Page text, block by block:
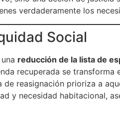
verdaderamente los
Social
reducción de la lista de
recuperada se transforma
reasignación prioriza a
y necesidad habitacional,